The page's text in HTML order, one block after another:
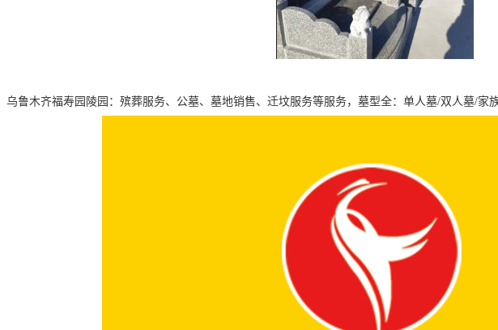
乌鲁木齐福寿园陵园：殡葬服务、公墓、墓地销售、迁坟服务等服务，墓型全：单人墓/双人墓/家